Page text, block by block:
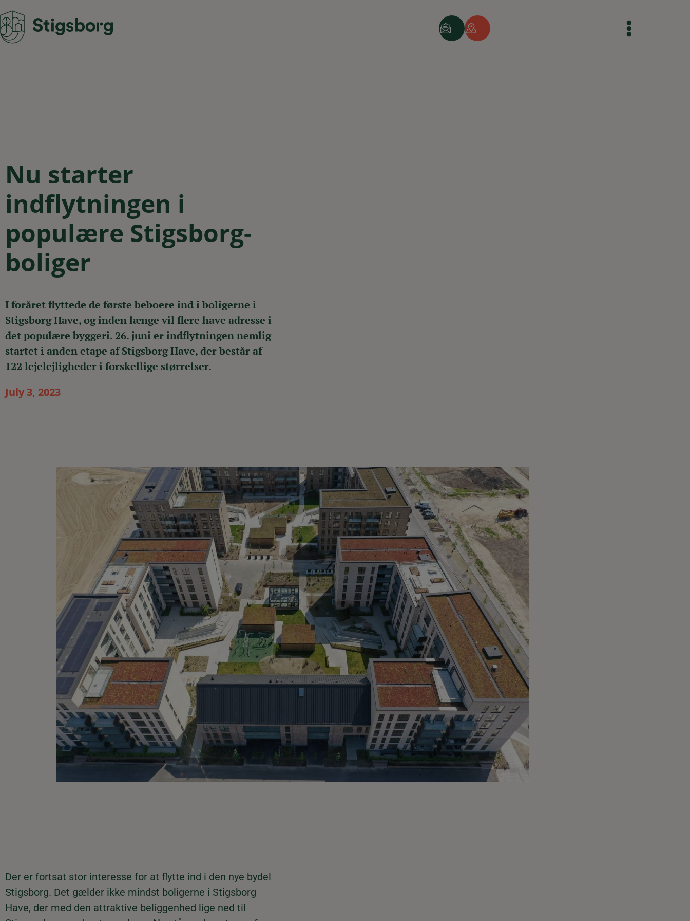
Nu starter
indflytningen i
populære Stigsborg-
boliger
I foråret flyttede de første beboere ind i boligerne i
Stigsborg Have, og inden længe vil flere have adresse i
det populære byggeri. 26. juni er indflytningen nemlig
startet i anden etape af Stigsborg Have, der består af
122 lejelejligheder i forskellige størrelser.
July 3, 2023
Der er fortsat stor interesse for at flytte ind i den nye bydel
Stigsborg. Det gælder ikke mindst boligerne i Stigsborg
Have, der med den attraktive beliggenhed lige ned til